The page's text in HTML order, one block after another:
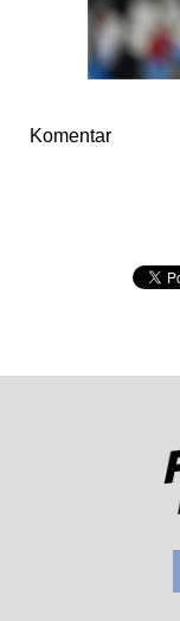
Komentar